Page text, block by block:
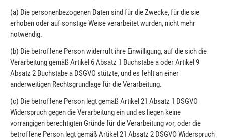
(a) Die personenbezogenen Daten sind für die Zwecke, für die sie
erhoben oder auf sonstige Weise verarbeitet wurden, nicht mehr
notwendig.
(b) Die betroffene Person widerruft ihre Einwilligung, auf die sich die
Verarbeitung gemäß Artikel 6 Absatz 1 Buchstabe a oder Artikel 9
Absatz 2 Buchstabe a DSGVO stützte, und es fehlt an einer
anderweitigen Rechtsgrundlage für die Verarbeitung.
(c) Die betroffene Person legt gemäß Artikel 21 Absatz 1 DSGVO
Widerspruch gegen die Verarbeitung ein und es liegen keine
vorrangigen berechtigten Gründe für die Verarbeitung vor, oder die
betroffene Person legt gemäß Artikel 21 Absatz 2 DSGVO Widerspruch